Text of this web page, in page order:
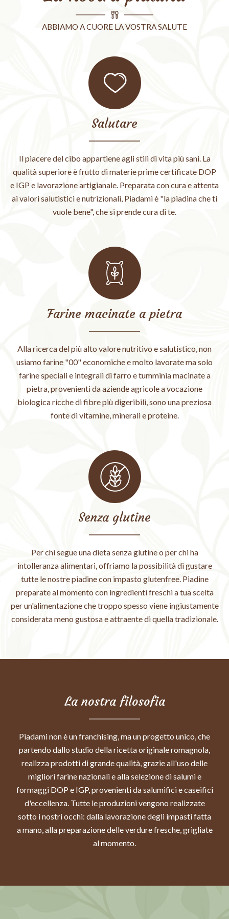
ABBIAMO A CUORE LA VOSTRA SALUTE
Salutare
Il piacere del cibo appartiene agli stili di vita più sani. La
qualità superiore è frutto di materie prime certificate DOP
e IGP e lavorazione artigianale. Preparata con cura e attenta
ai valori salutistici e nutrizionali, Piadami è "la piadina che ti
vuole bene", che si prende cura di te.
Farine macinate a pietra
Alla ricerca del più alto valore nutritivo e salutistico, non
usiamo farine "00" economiche e molto lavorate ma solo
farine speciali e integrali di farro e tumminia macinate a
pietra, provenienti da aziende agricole a vocazione
biologica ricche di fibre più digeribili, sono una preziosa
fonte di vitamine, minerali e proteine.
Senza glutine
Per chi segue una dieta senza glutine o per chi ha
intolleranza alimentari, offriamo la possibilità di gustare
tutte le nostre piadine con impasto glutenfree. Piadine
preparate al momento con ingredienti freschi a tua scelta
per un'alimentazione che troppo spesso viene ingiustamente
considerata meno gustosa e attraente di quella tradizionale.
La nostra filosofia
Piadami non è un franchising, ma un progetto unico, che
partendo dallo studio della ricetta originale romagnola,
realizza prodotti di grande qualità, grazie all'uso delle
migliori farine nazionali e alla selezione di salumi e
formaggi DOP e IGP, provenienti da salumifici e caseifici
d'eccellenza. Tutte le produzioni vengono realizzate
sotto i nostri occhi: dalla lavorazione degli impasti fatta
a mano, alla preparazione delle verdure fresche, grigliate
al momento.